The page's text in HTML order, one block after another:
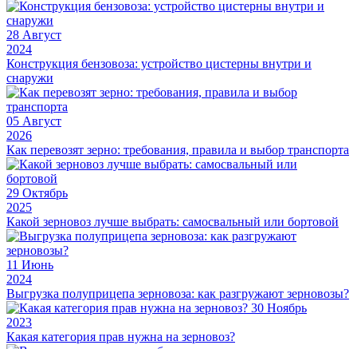
28 Август
2024
Конструкция бензовоза: устройство цистерны внутри и
снаружи
05 Август
2026
Как перевозят зерно: требования, правила и выбор транспорта
29 Октябрь
2025
Какой зерновоз лучше выбрать: самосвальный или бортовой
11 Июнь
2024
Выгрузка полуприцепа зерновоза: как разгружают зерновозы?
30 Ноябрь
2023
Какая категория прав нужна на зерновоз?